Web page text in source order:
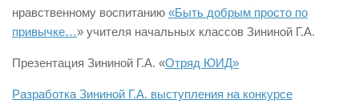
нравственному воспитанию «Быть добрым просто по
привычке…» учителя начальных классов Зининой Г.А.
Презентация Зининой Г.А. «Отряд ЮИД»
Разработка Зининой Г.А. выступления на конкурсе